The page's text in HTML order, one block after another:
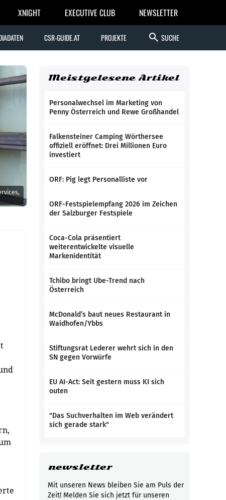
XNIGHT EXECUTIVE CLUB NEWSLETTER
CSR-GUIDE.AT PROJEKTE search SUCHE
Meistgelesene Artikel
Personalwechsel im Marketing von
Penny Österreich und Rewe Großhandel
Falkensteiner Camping Wörthersee
offiziell eröffnet: Drei Millionen Euro
investiert
ORF: Pig legt Personalliste vor
ORF-Festspielempfang 2026 im Zeichen
der Salzburger Festspiele
Coca-Cola präsentiert
weiterentwickelte visuelle
Markenidentität
Tchibo bringt Ube-Trend nach
Österreich
McDonald’s baut neues Restaurant in
Waidhofen/Ybbs
Stiftungsrat Lederer wehrt sich in den
SN gegen Vorwürfe
EU AI-Act: Seit gestern muss KI sich
outen
"Das Suchverhalten im Web verändert
sich gerade stark"
newsletter
Mit unseren News bleiben Sie am Puls der
Zeit! Melden Sie sich jetzt für unseren